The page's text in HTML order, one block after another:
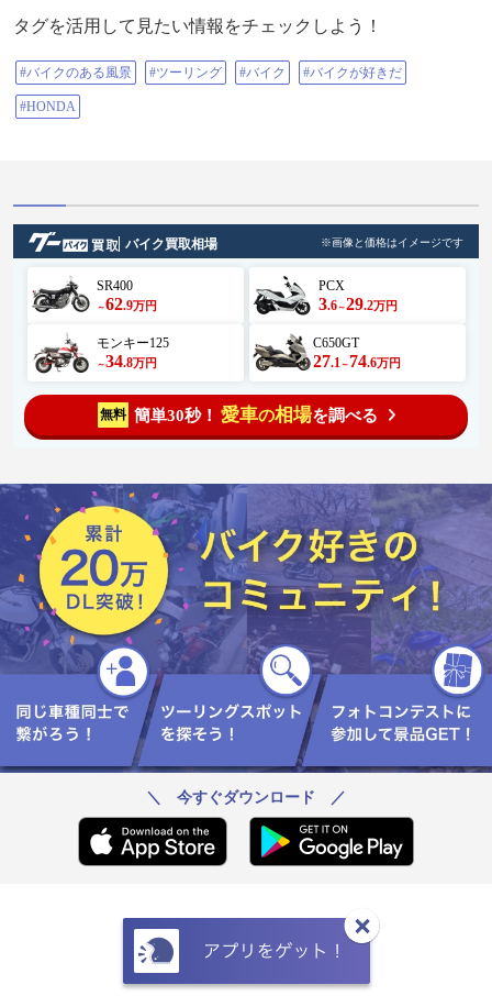
タグを活用して見たい情報をチェックしよう！
#バイクのある風景 #ツーリング #バイク #バイクが好きだ
#HONDA
バイク買取相場 ※画像と価格はイメージです
SR400
～62.9万円
PCX
3.6～29.2万円
モンキー125
～34.8万円
C650GT
27.1 ～ 74.6万円
無料 簡単30秒！ 愛車の相場を調べる
＼ 今すぐダウンロード ／